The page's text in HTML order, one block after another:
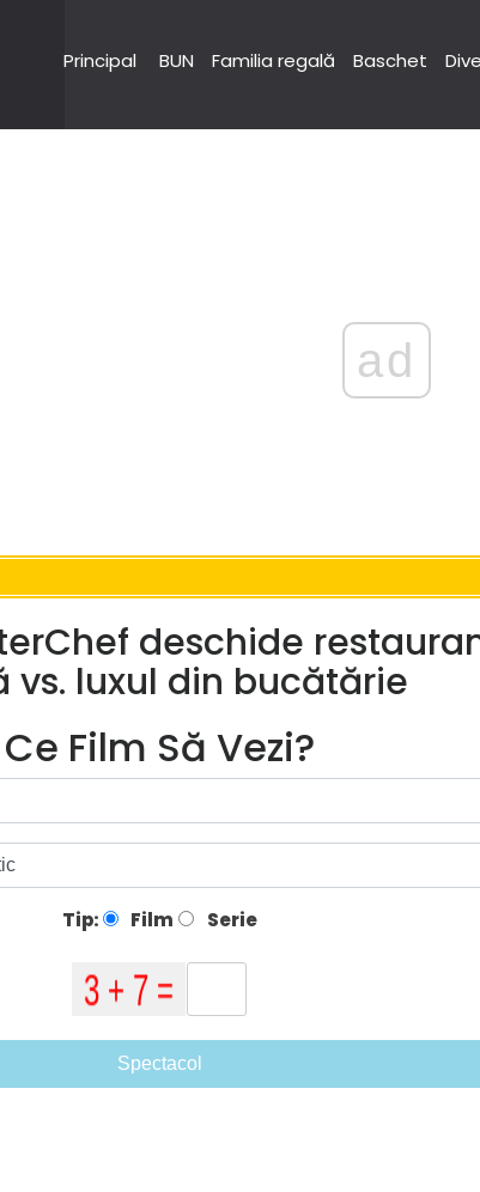
Principal BUN Familia regală Baschet
ad
deschide
luxul din bucătărie
Ce Film Să Vezi?
Tip: Film Serie
Spectacol